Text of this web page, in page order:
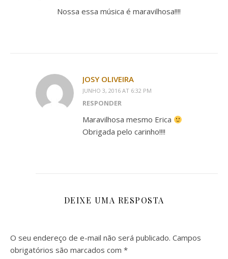
Nossa essa música é maravilhosa!!!!
JOSY OLIVEIRA
JUNHO 3, 2016 AT 6:32 PM
RESPONDER
Maravilhosa mesmo Erica
Obrigada pelo carinho!!!!
DEIXE UMA RESPOSTA
O seu endereço de e-mail não será publicado. Campos
obrigatórios são marcados com *